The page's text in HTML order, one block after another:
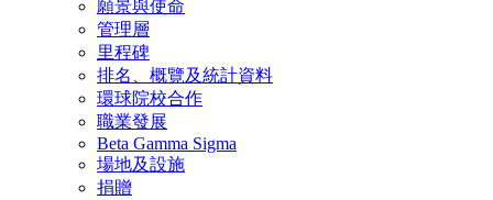
願景與使命
管理層
里程碑
排名、概覽及統計資料
環球院校合作
職業發展
Beta Gamma Sigma
場地及設施
捐贈